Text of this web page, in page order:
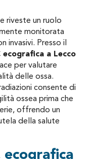
riveste un ruolo
monitorata
invasivi. Presso il
ecografica a Lecco
per valutare
delle ossa.
consente di
ossea prima che
offrendo un
della salute
ecografica